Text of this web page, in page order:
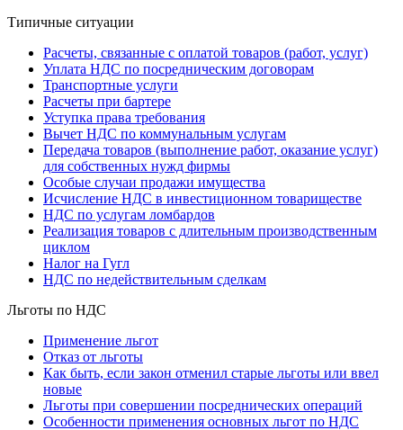
Типичные ситуации
Расчеты, связанные с оплатой товаров (работ, услуг)
Уплата НДС по посредническим договорам
Транспортные услуги
Расчеты при бартере
Уступка права требования
Вычет НДС по коммунальным услугам
Передача товаров (выполнение работ, оказание услуг)
для собственных нужд фирмы
Особые случаи продажи имущества
Исчисление НДС в инвестиционном товариществе
НДС по услугам ломбардов
Реализация товаров с длительным производственным
циклом
Налог на Гугл
НДС по недействительным сделкам
Льготы по НДС
Применение льгот
Отказ от льготы
Как быть, если закон отменил старые льготы или ввел
новые
Льготы при совершении посреднических операций
Особенности применения основных льгот по НДС